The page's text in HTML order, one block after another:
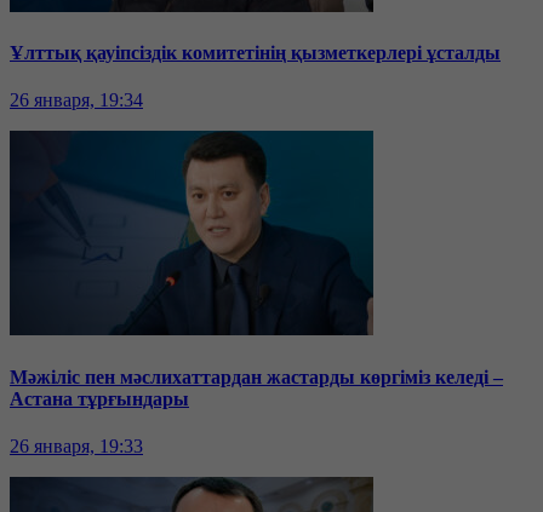
Ұлттық қауіпсіздік комитетінің қызметкерлері ұсталды
26 января, 19:34
Мәжіліс пен мәслихаттардан жастарды көргіміз келеді –
Астана тұрғындары
26 января, 19:33